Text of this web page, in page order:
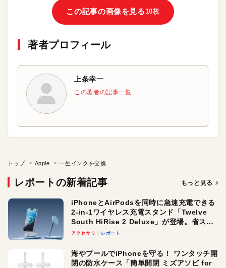
この記事の画像を見る10枚
著者プロフィール
上条幸一
この著者の記事一覧
トップ Apple
レポートの新着記事 もっと見る
iPhoneとAirPodsを同時に急速充電できる
2-in-1ワイヤレス充電スタンド「Twelve
South HiRise 2 Deluxe」が登場。省スペ
ースでおしゃれに充電したい人にオスス
アクセサリ レポート
海やプールでiPhoneを守る！ ワンタッチ開
閉の防水ケース「簡単開閉 ミズアソビ for